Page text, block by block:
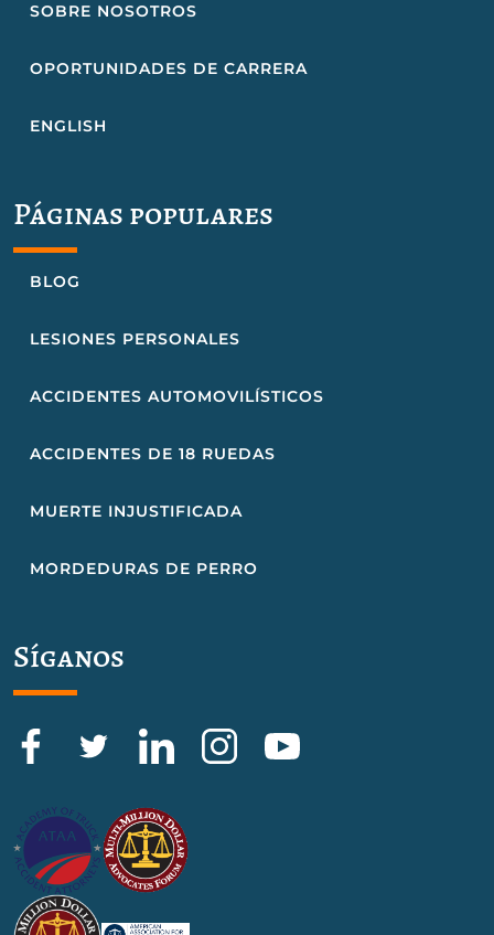
SOBRE NOSOTROS
OPORTUNIDADES DE CARRERA
ENGLISH
Páginas populares
BLOG
LESIONES PERSONALES
ACCIDENTES AUTOMOVILÍSTICOS
ACCIDENTES DE 18 RUEDAS
MUERTE INJUSTIFICADA
MORDEDURAS DE PERRO
Síganos